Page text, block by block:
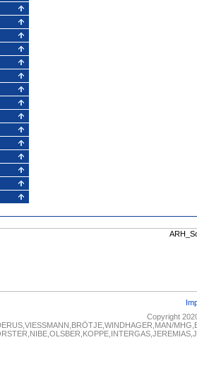
Copyright